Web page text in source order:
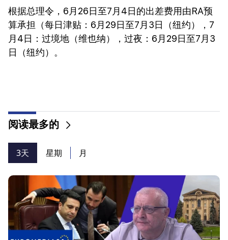
根据总理令，6月26日至7月4日的出差费用由RA预
算承担（每日津贴：6月29日至7月3日（纽约），7
月4日：过境地（维也纳），过夜：6月29日至7月3
日（纽约）。
阅读最多的
3天 星期 月